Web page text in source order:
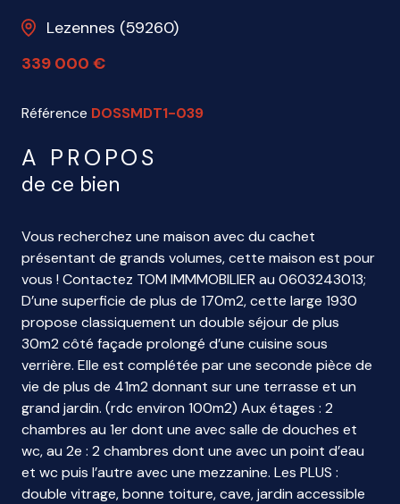
Lezennes (59260)
339 000 €
Référence DOSSMDT1-039
A PROPOS
de ce bien
Vous recherchez une maison avec du cachet
présentant de grands volumes, cette maison est pour
vous ! Contactez TOM IMMMOBILIER au 0603243013;
D’une superficie de plus de 170m2, cette large 1930
propose classiquement un double séjour de plus
30m2 côté façade prolongé d’une cuisine sous
verrière. Elle est complétée par une seconde pièce de
vie de plus de 41m2 donnant sur une terrasse et un
grand jardin. (rdc environ 100m2) Aux étages : 2
chambres au 1er dont une avec salle de douches et
wc, au 2e : 2 chambres dont une avec un point d’eau
et wc puis l’autre avec une mezzanine. Les PLUS :
double vitrage, bonne toiture, cave, jardin accessible